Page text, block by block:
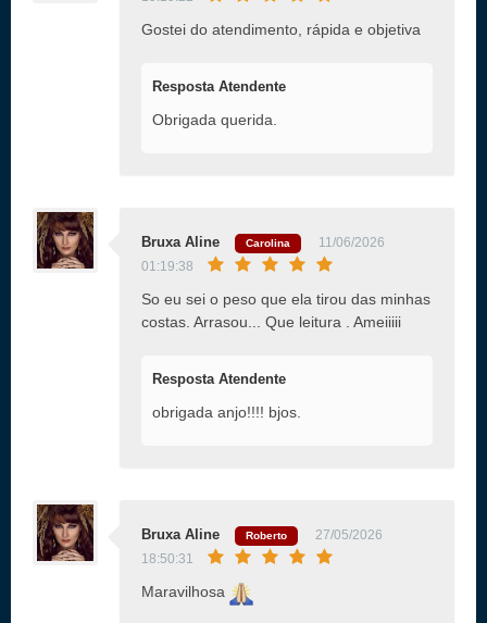
Gostei do atendimento, rápida e objetiva
Resposta Atendente
Obrigada querida.
Bruxa Aline Carolina
11/06/2026
01:19:38
So eu sei o peso que ela tirou das minhas
costas. Arrasou... Que leitura . Ameiiiii
Resposta Atendente
obrigada anjo!!!! bjos.
Bruxa Aline Roberto
27/05/2026
18:50:31
Maravilhosa